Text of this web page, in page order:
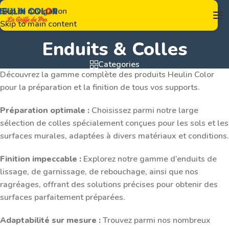
Skip to navigation
Skip to main content
Enduits & Colles
Categories
Découvrez la gamme complète des produits Heulin Color
pour la préparation et la finition de tous vos supports.
Préparation optimale : Choisissez parmi notre large
sélection de colles spécialement conçues pour les sols et les
surfaces murales, adaptées à divers matériaux et conditions.
Finition impeccable : Explorez notre gamme d’enduits de
lissage, de garnissage, de rebouchage, ainsi que nos
ragréages, offrant des solutions précises pour obtenir des
surfaces parfaitement préparées.
Adaptabilité sur mesure :Trouvez parmi nos nombreux